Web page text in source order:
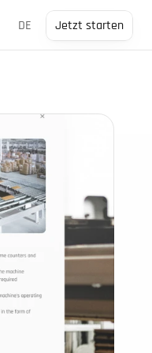
Select Language
DE Jetzt starten